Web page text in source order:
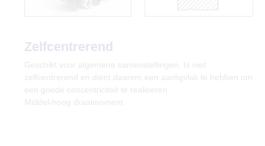
Zelfcentrerend
Geschikt voor algemene samenstellingen. Is niet
zelfcentrerend en dient daarom een aanligvlak te hebben om
een goede concentriciteit te realiseren.
Middel-hoog draaimoment.